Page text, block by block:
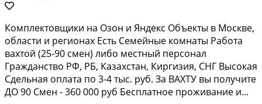
Комплектовщики на Озон и Яндекс Объекты в Москве,
области и регионах Есть Семейные комнаты Работа
вахтой (25-90 смен) либо местный персонал
Гражданство РФ, РБ, Казахстан, Киргизия, СНГ Высокая
Сдельная оплата по 3-4 тыс. руб. За ВАХТУ вы получите
ДО 90 Смен - 360 000 руб Бесплатное проживание и...